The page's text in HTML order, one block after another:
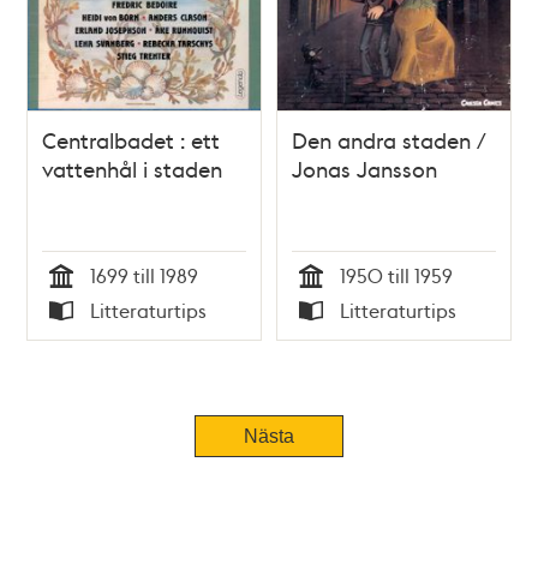
Centralbadet : ett
vattenhål i staden
Tid
1699 till 1989
Typ
Litteraturtips
Den andra staden /
Jonas Jansson
Tid
1950 till 1959
Typ
Litteraturtips
TidigareNästa